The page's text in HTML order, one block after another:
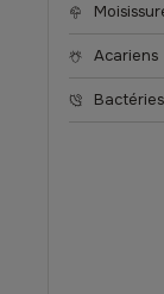
Acariens
Bactéries